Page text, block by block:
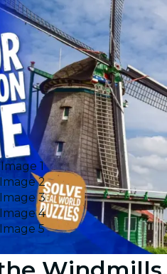
Image 1
Image 2
Image 3
Image 4
Image 5